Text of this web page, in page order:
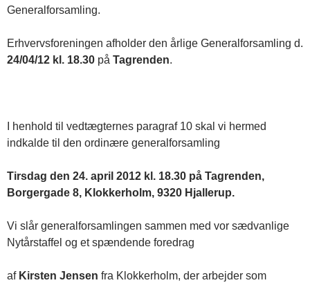
Generalforsamling.
Erhvervsforeningen afholder den årlige Generalforsamling d.
24/04/12 kl. 18.30 på Tagrenden.
I henhold til vedtægternes paragraf 10 skal vi hermed
indkalde til den ordinære generalforsamling
Tirsdag den 24. april 2012 kl. 18.30 på Tagrenden,
Borgergade 8, Klokkerholm, 9320 Hjallerup.
Vi slår generalforsamlingen sammen med vor sædvanlige
Nytårstaffel og et spændende foredrag
af Kirsten Jensen fra Klokkerholm, der arbejder som